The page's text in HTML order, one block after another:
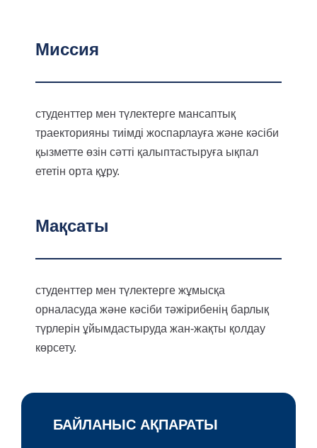
Миссия
студенттер мен түлектерге мансаптық
траекторияны тиімді жоспарлауға және кәсіби
қызметте өзін сәтті қалыптастыруға ықпал
ететін орта құру.
Мақсаты
студенттер мен түлектерге жұмысқа
орналасуда және кәсіби тәжірибенің барлық
түрлерін ұйымдастыруда жан-жақты қолдау
көрсету.
БАЙЛАНЫС АҚПАРАТЫ